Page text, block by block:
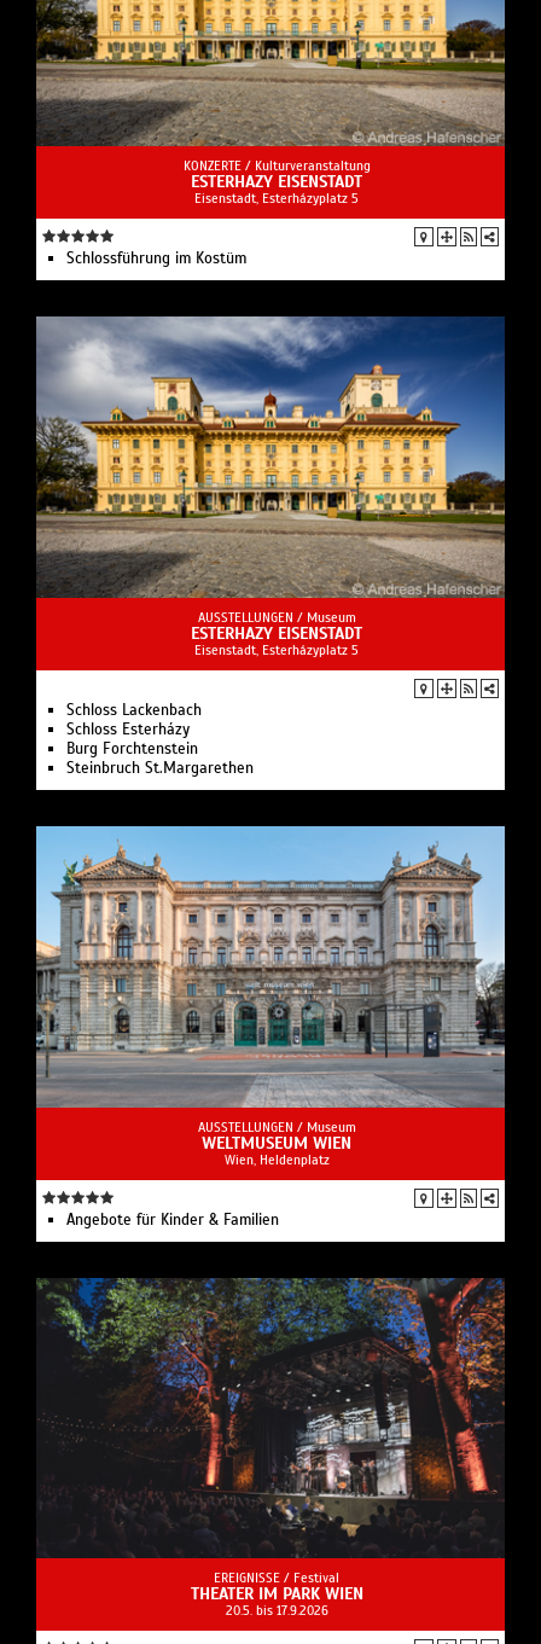
KONZERTE / Kulturveranstaltung
ESTERHAZY EISENSTADT
Eisenstadt, Esterházyplatz 5
Schlossführung im Kostüm
AUSSTELLUNGEN / Museum
ESTERHAZY EISENSTADT
Eisenstadt, Esterházyplatz 5
Schloss Lackenbach
Schloss Esterházy
Burg Forchtenstein
Steinbruch St.Margarethen
AUSSTELLUNGEN / Museum
WELTMUSEUM WIEN
Wien, Heldenplatz
Angebote für Kinder & Familien
EREIGNISSE / Festival
THEATER IM PARK WIEN
20.5. bis 17.9.2026